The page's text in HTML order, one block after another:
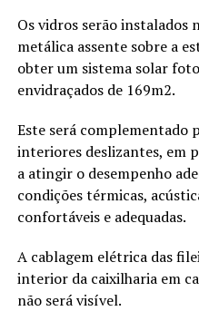
Os vidros serão instalados
metálica assente sobre a
obter um sistema solar
envidraçados de 169m2.
Este será complementado
interiores deslizantes, em
a atingir o desempenho
condições térmicas,
confortáveis e adequadas.
A cablagem elétrica das
interior da caixilharia em
não será visível.